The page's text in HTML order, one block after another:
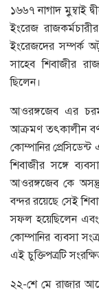
১৬৬৭ নাগাদ মৃুম্বাই
ইংরেজ
ইংরেজদের সম্পর্ক
সাহেব শিবাজীর
ছিলেন।
আওরঙ্গজেব এর চরম
আক্রমণ তৎকালীন
কোম্পানির প্রেসিডেন্ট
শিবাজীর সঙ্গে
আওরঙ্গজেব কে
বন্দর রয়েছে সেই
সফল হয়েছিলেন
কোম্পানির ব্যবসা
এই চুক্তিপত্রটি
২২-শে মে রাজার